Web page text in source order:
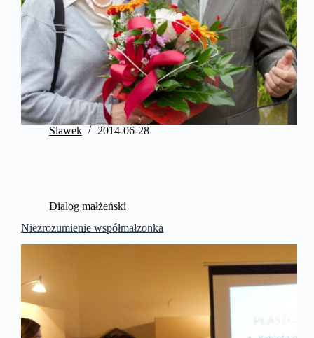
Slawek 2014-06-28
Dialog małżeński
Niezrozumienie współmałżonka